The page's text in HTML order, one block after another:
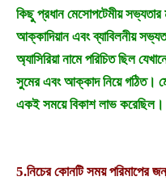
কিছু প্রধান মেসোপটেমীয় সভ্যতার
আক্কাদিয়ান এবং ব্যাবিলনীয়
অ্যাসিরিয়া নামে পরিচিত ছিল
সুমের এবং আক্কাদ নিয়ে গঠিত।
একই সময়ে বিকাশ লাভ করেছিল।
5.নিচের কোনটি সময় পরিমাপের